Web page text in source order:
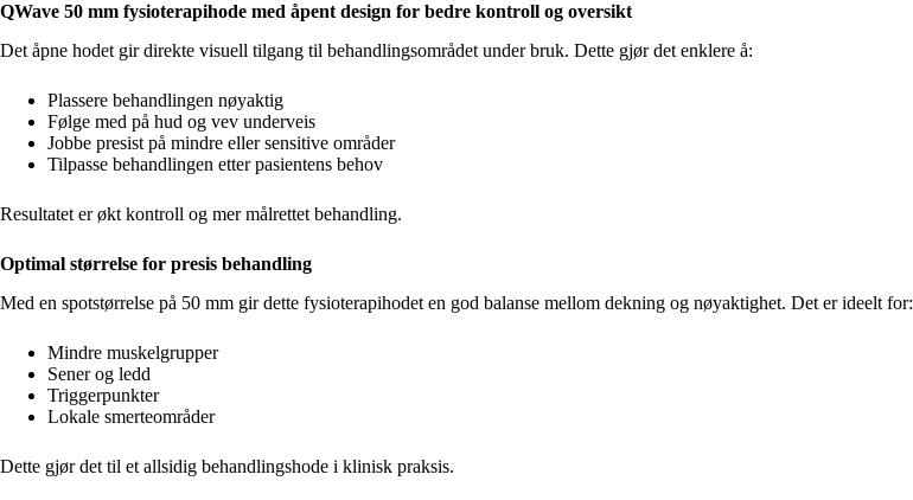
QWave 50 mm fysioterapihode med åpent design for bedre kontroll og oversikt
Det åpne hodet gir direkte visuell tilgang til behandlingsområdet under bruk. Dette gjør det enklere å:
Plassere behandlingen nøyaktig
Følge med på hud og vev underveis
Jobbe presist på mindre eller sensitive områder
Tilpasse behandlingen etter pasientens behov
Resultatet er økt kontroll og mer målrettet behandling.
Optimal størrelse for presis behandling
Med en spotstørrelse på 50 mm gir dette fysioterapihodet en god balanse mellom dekning og nøyaktighet. Det er ideelt for:
Mindre muskelgrupper
Sener og ledd
Triggerpunkter
Lokale smerteområder
Dette gjør det til et allsidig behandlingshode i klinisk praksis.